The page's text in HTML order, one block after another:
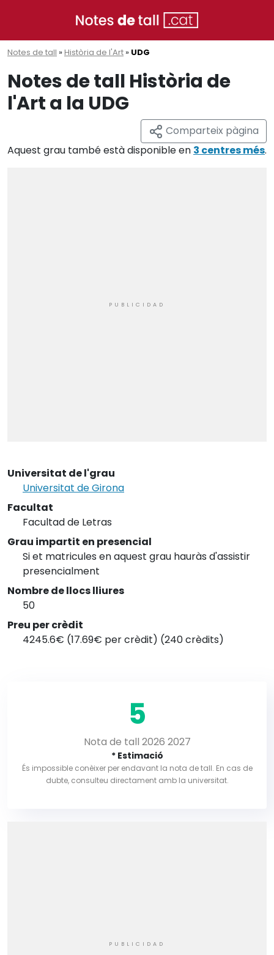
Notes de tall »Història de l'Art » UDG
Notes de tall Història de
l'Art a la UDG
Comparteix pàgina
Aquest grau també està disponible en 3 centres més.
Universitat de l'grau
Universitat de Girona
Facultat
Facultad de Letras
Grau impartit en presencial
Si et matricules en aquest grau hauràs d'assistir
presencialment
Nombre de llocs lliures
50
Preu per crèdit
4245.6€ (17.69€ per crèdit) (240 crèdits)
5
Nota de tall 2026 2027
* Estimació
És impossible conèixer per endavant la nota de tall. En cas de
dubte, consulteu directament amb la universitat.